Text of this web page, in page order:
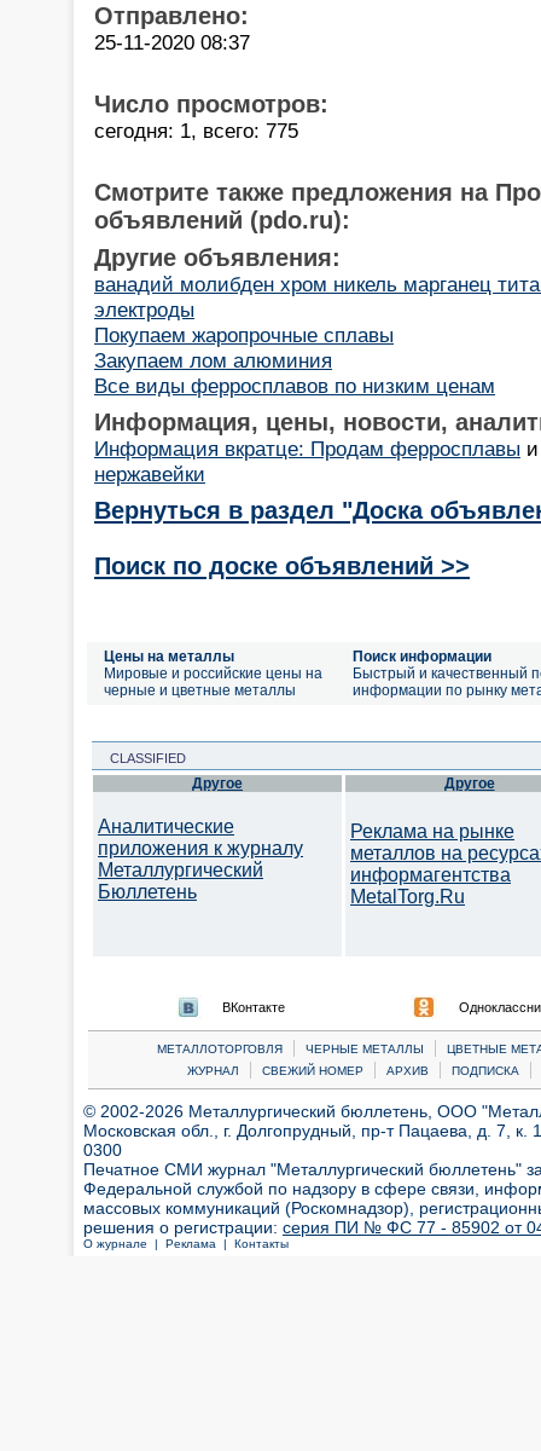
Отправлено:
25-11-2020 08:37
Число просмотров:
сегодня: 1, всего: 775
Смотрите также предложения на
объявлений (pdo.ru):
Другие объявления:
ванадий молибден хром никель марганец
электроды
Покупаем жаропрочные сплавы
Закупаем лом алюминия
Все виды ферросплавов по низким ценам
Информация, цены, новости,
Информация вкратце: Продам ферросплавы
нержавейки
Вернуться в раздел "Доска
Поиск по доске объявлений >>
Цены на металлы
Мировые и российские цены на
черные и цветные металлы
Поиск информации
Быстрый и качественный
информации по рынку
CLASSIFIED
Другое
Аналитические
приложения к журналу
Металлургический
Бюллетень
Другое
Реклама на рынке
металлов на
информагентства
MetalTorg.Ru
ВКонтакте
МЕТАЛЛОТОРГОВЛЯ | ЧЕРНЫЕ МЕТАЛЛЫ |
ЦВЕТНЫЕ
ЖУРНАЛ
| СВЕЖИЙ НОМЕР | АРХИВ | ПОДПИСКА |
© 2002-2026 Металлургический бюллетень, ООО
Московская обл., г. Долгопрудный, пр-т Пацаева, д. 7,
0300
Печатное СМИ журнал "Металлургический бюллетень"
Федеральной службой по надзору в сфере связи,
массовых коммуникаций (Роскомнадзор),
решения о регистрации: серия ПИ № ФС 77 - 85902 от 04
О журнале | Реклама | Контакты